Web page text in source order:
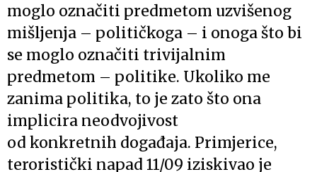
moglo označiti predmetom uzvišenog
mišljenja – političkoga – i onoga što bi
se moglo označiti trivijalnim
predmetom – politike. Ukoliko me
zanima politika, to je zato što ona
implicira neodvojivost
od konkretnih događaja. Primjerice,
teroristički napad 11/09 iziskivao je